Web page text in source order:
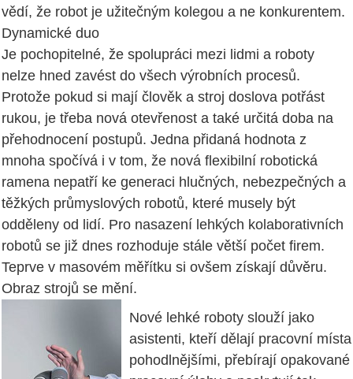
vědí, že robot je užitečným kolegou a ne konkurentem.
Dynamické duo
Je pochopitelné, že spolupráci mezi lidmi a roboty
nelze hned zavést do všech výrobních procesů.
Protože pokud si mají člověk a stroj doslova potřást
rukou, je třeba nová otevřenost a také určitá doba na
přehodnocení postupů. Jedna přidaná hodnota z
mnoha spočívá i v tom, že nová flexibilní robotická
ramena nepatří ke generaci hlučných, nebezpečných a
těžkých průmyslových robotů, které musely být
odděleny od lidí. Pro nasazení lehkých kolaborativních
robotů se již dnes rozhoduje stále větší počet firem.
Teprve v masovém měřítku si ovšem získají důvěru.
Obraz strojů se mění.
Nové lehké roboty slouží jako
asistenti, kteří dělají pracovní místa
pohodlnějšími, přebírají opakované